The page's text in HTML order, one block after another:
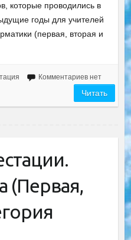
которые проводились в
годы для учителей
(первая, вторая и
Комментариев нет
Читать
(Первая,